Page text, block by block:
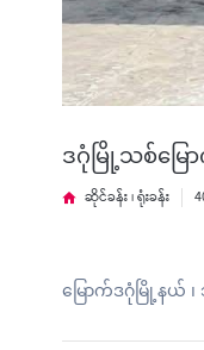
ဒဂုံမြို့သစ်မြေ
ဆိုင်ခန်း ၊ ရုံးခန်း
မြောက်ဒဂုံမြို့နယ် ၊